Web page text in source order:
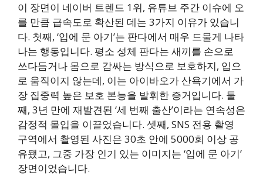
이 장면이 네이버 트렌드 1위, 유튜브 주간 이슈에 오
를 만큼 급속도로 확산된 데는 3가지 이유가 있습니
다. 첫째, ‘입에 문 아기’는 판다에서 매우 드물게 나타
나는 행동입니다. 평소 성체 판다는 새끼를 손으로
쓰다듬거나 몸으로 감싸는 방식으로 보호하지, 입으
로 움직이지 않는데, 이는 아이바오가 산욕기에서 가
장 집중력 높은 보호 본능을 발휘한 증거입니다. 둘
째, 3년 만에 재발견된 ‘세 번째 출산’이라는 연속성은
감정적 몰입을 이끌었습니다. 셋째, SNS 전용 촬영
구역에서 촬영된 사진은 30초 안에 5000회 이상 공
유됐고, 그중 가장 인기 있는 이미지는 ‘입에 문 아기’
장면이었습니다.